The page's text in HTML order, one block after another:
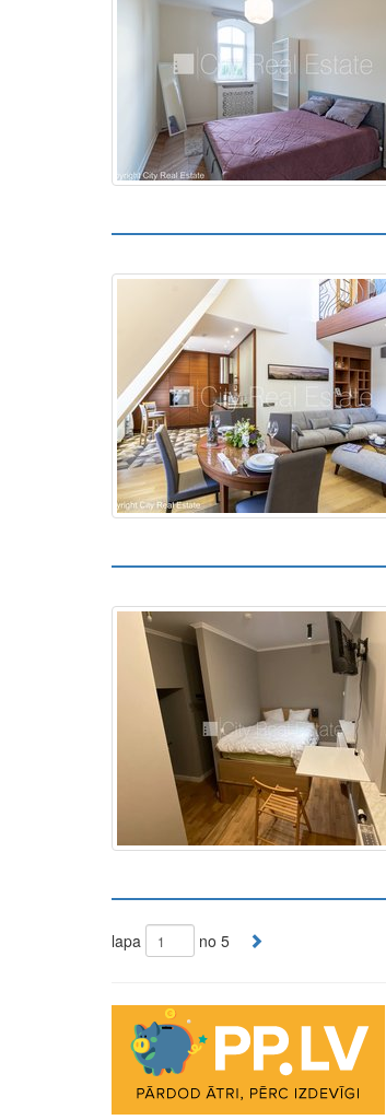
lapa no 5
The exchange industry is rapidly
0.03%, lightning-fast swaps, and